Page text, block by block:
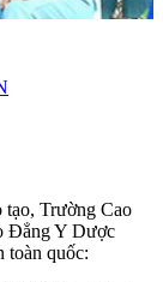
Trường Cao
Đẳng Y Dược
toàn quốc: